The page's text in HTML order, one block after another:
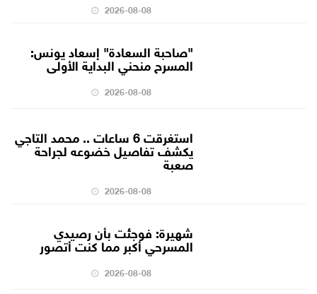
2026-08-08
"صاحبة السعادة" إسعاد يونس:
المسرح منحني البداية الأولى
2026-08-08
استغرقت 6 ساعات .. محمد التاجي
يكشف تفاصيل خضوعه لجراحة
صعبة
2026-08-08
شهيرة: فوجئت بأن رصيدي
المسرحي أكبر مما كنت أتصور
2026-08-08